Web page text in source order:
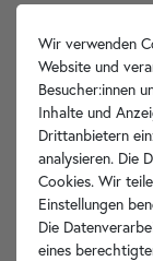
Produktdetails
Hersteller-Info
Wir verwenden
Website und
Besucher:innen
Inhalte und
Drittanbietern
analysieren. Die
Cookies. Wir
Einstellungen
Die
eines